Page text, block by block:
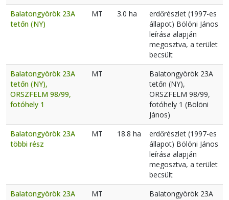
Balatongyörök 23A
tetőn (NY)
MT 3.0 ha
erdőrészlet (1997-es
állapot) Bölöni János
leírása alapján
megosztva, a terület
becsült
Balatongyörök 23A
tetőn (NY),
ORSZFELM 98/99,
fotóhely 1
MT
Balatongyörök 23A
tetőn (NY),
ORSZFELM 98/99,
fotóhely 1 (Bölöni
János)
Balatongyörök 23A
többi rész
MT 18.8 ha
erdőrészlet (1997-es
állapot) Bölöni János
leírása alapján
megosztva, a terület
becsült
Balatongyörök 23A
MT
Balatongyörök 23A